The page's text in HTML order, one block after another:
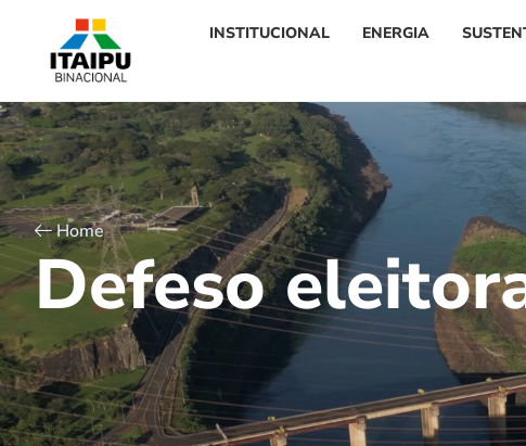
INSTITUCIONAL ENERGIA
Home
Defeso eleitor